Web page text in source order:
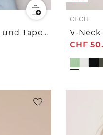
Blusentop mit Rundhals und Tape-Detail
CECIL
CHF